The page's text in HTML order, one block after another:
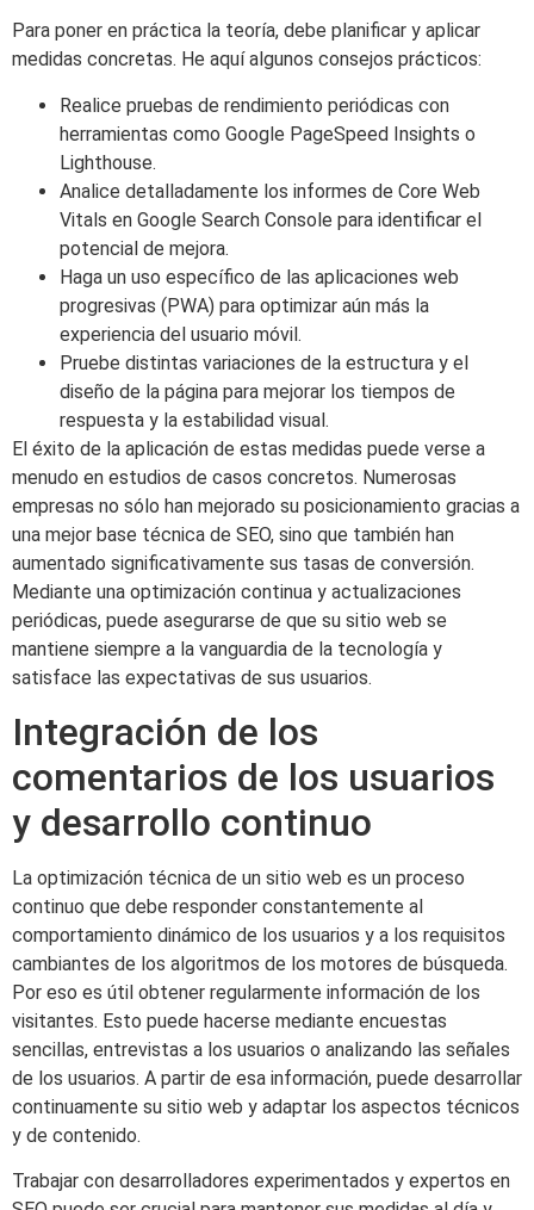
Para poner en práctica la teoría, debe planificar y aplicar
medidas concretas. He aquí algunos consejos prácticos:
Realice pruebas de rendimiento periódicas con
herramientas como Google PageSpeed Insights o
Lighthouse.
Analice detalladamente los informes de Core Web
Vitals en Google Search Console para identificar el
potencial de mejora.
Haga un uso específico de las aplicaciones web
progresivas (PWA) para optimizar aún más la
experiencia del usuario móvil.
Pruebe distintas variaciones de la estructura y el
diseño de la página para mejorar los tiempos de
respuesta y la estabilidad visual.
El éxito de la aplicación de estas medidas puede verse a
menudo en estudios de casos concretos. Numerosas
empresas no sólo han mejorado su posicionamiento gracias a
una mejor base técnica de SEO, sino que también han
aumentado significativamente sus tasas de conversión.
Mediante una optimización continua y actualizaciones
periódicas, puede asegurarse de que su sitio web se
mantiene siempre a la vanguardia de la tecnología y
satisface las expectativas de sus usuarios.
Integración de los
comentarios de los usuarios
y desarrollo continuo
La optimización técnica de un sitio web es un proceso
continuo que debe responder constantemente al
comportamiento dinámico de los usuarios y a los requisitos
cambiantes de los algoritmos de los motores de búsqueda.
Por eso es útil obtener regularmente información de los
visitantes. Esto puede hacerse mediante encuestas
sencillas, entrevistas a los usuarios o analizando las señales
de los usuarios. A partir de esa información, puede desarrollar
continuamente su sitio web y adaptar los aspectos técnicos
y de contenido.
Trabajar con desarrolladores experimentados y expertos en